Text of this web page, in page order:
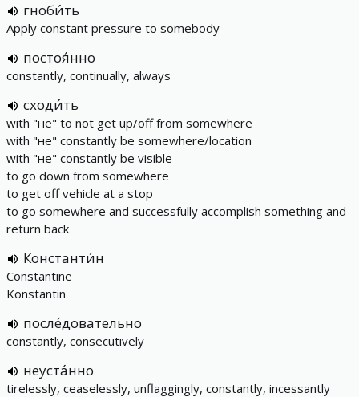
гноби́ть
Apply constant pressure to somebody
постоя́нно
constantly, continually, always
сходи́ть
with "не" to not get up/off from somewhere
with "не" constantly be somewhere/location
with "не" constantly be visible
to go down from somewhere
to get off vehicle at a stop
to go somewhere and successfully accomplish something and
return back
Константи́н
Constantine
Konstantin
после́довательно
constantly, consecutively
неуста́нно
tirelessly, ceaselessly, unflaggingly, constantly, incessantly